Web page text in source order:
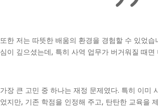
또한 저는 따뜻한 배움의 환경을 경험할 수 있었
심이 깊으셨는데, 특히 사역 업무가 버거워질 때면
가장 큰 고민 중 하나는 재정 문제였다. 특히 이미
었지만, 기존 학점을 인정해 주고, 탄탄한 교육을